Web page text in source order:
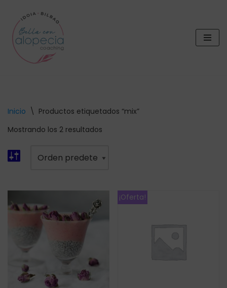
Saltar
al
contenido
Inicio \ Productos etiquetados “mix”
Mostrando los 2 resultados
¡Oferta!